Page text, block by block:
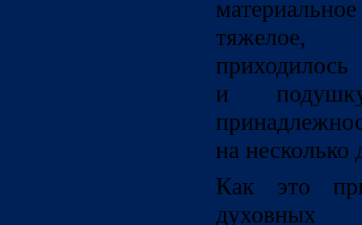
тяжелое,
и
на несколько
Как это